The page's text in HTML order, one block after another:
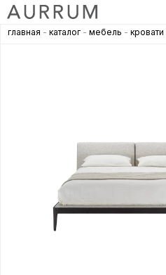
главная - каталог - мебель - кровати